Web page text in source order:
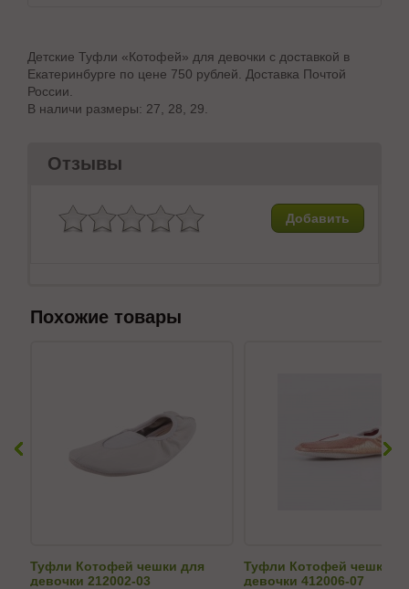
Детские Туфли «Котофей» для девочки с доставкой в
Екатеринбурге по цене 750 рублей. Доставка Почтой
России.
В наличи размеры: 27, 28, 29.
Отзывы
Добавить
Похожие товары
Туфли Котофей чешки для
девочки 212002-03
Туфли Котофей чешки
девочки 412006-07